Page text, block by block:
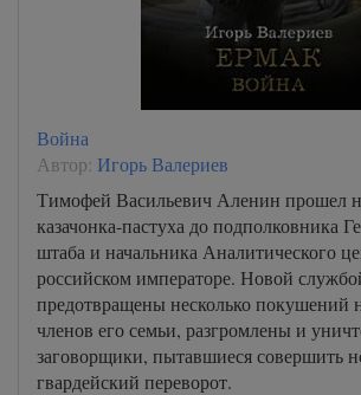
Война
Автор: Игорь Валериев
Тимофей Васильевич Аленин прошел
казачонка-пастуха до подполковника
штаба и начальника Аналитического
российском императоре. Новой
предотвращены несколько покушений
членов его семьи, разгромлены и
заговорщики, пытавшиеся совершить
гвардейский переворот.